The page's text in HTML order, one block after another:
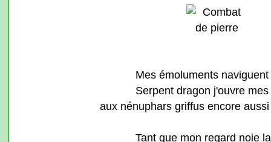
Mes émoluments
Serpent dragon j'ouvre
aux nénuphars griffus encore
Tant que mon regard noie